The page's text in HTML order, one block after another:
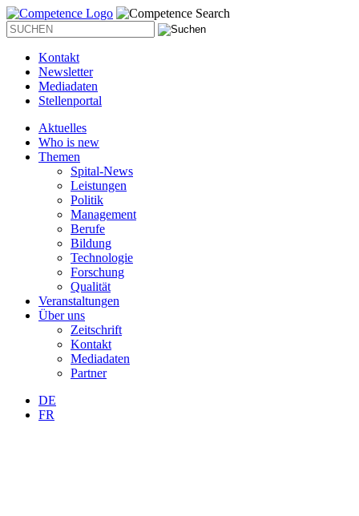
Kontakt
Newsletter
Mediadaten
Stellenportal
Aktuelles
Who is new
Themen
Spital-News
Leistungen
Politik
Management
Berufe
Bildung
Technologie
Forschung
Qualität
Veranstaltungen
Über uns
Zeitschrift
Kontakt
Mediadaten
Partner
DE
FR